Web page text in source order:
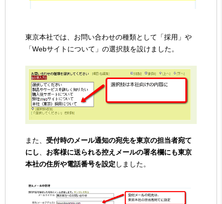
東京本社では、お問い合わせの種類として「採用」や
「Webサイトについて」の選択肢を設けました。
また、 受付時のメール通知の宛先を東京の担当者宛て
にし、 お客様に送られる控えメールの署名欄にも東京
本社の住所や電話番号を設定 しました。